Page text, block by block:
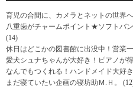
育児の合間に、カメラとネットの世界
八重歯がチャームポイント★ソフトバ
(14)
休日はどこかの図書館に出没中！営業
愛犬シュナちゃんが大好き！ピアノが
なんでもつくれる！ハンドメイド大好
まだ寝ていたい企画の寝坊助Ｍ.Ｈ。